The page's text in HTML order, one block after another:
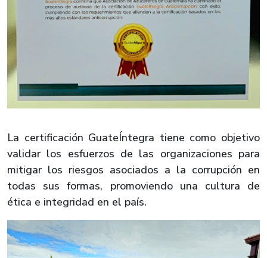
La certificación GuateÍntegra tiene como objetivo
validar los esfuerzos de las organizaciones para
mitigar los riesgos asociados a la corrupción en
todas sus formas, promoviendo una cultura de
ética e integridad en el país.